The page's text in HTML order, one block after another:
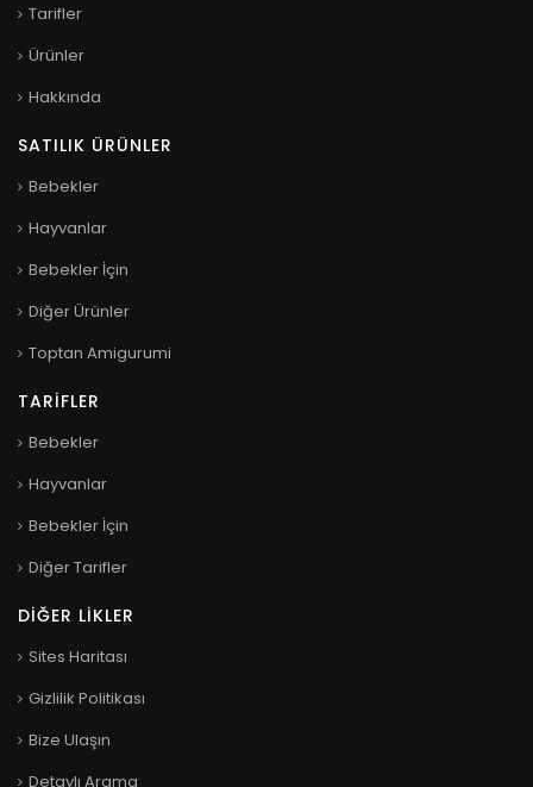
Tarifler
Ürünler
Hakkında
SATILIK ÜRÜNLER
Bebekler
Hayvanlar
Bebekler İçin
Diğer Ürünler
Toptan Amigurumi
TARIFLER
Bebekler
Hayvanlar
Bebekler İçin
Diğer Tarifler
DIĞER LIKLER
Sites Haritası
Gizlilik Politikası
Bize Ulaşın
Detaylı Arama